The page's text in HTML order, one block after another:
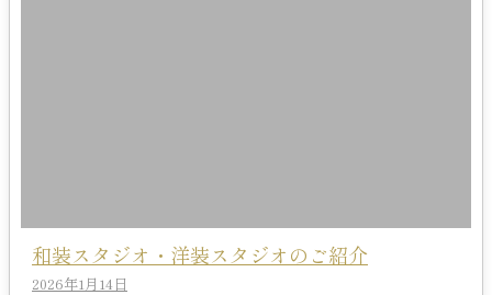
和装スタジオ・洋装スタジオのご紹介
2026年1月14日